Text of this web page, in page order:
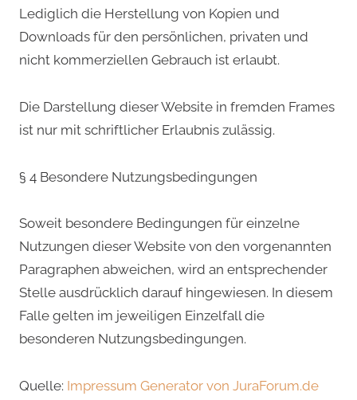
Lediglich die Herstellung von Kopien und
Downloads für den persönlichen, privaten und
nicht kommerziellen Gebrauch ist erlaubt.
Die Darstellung dieser Website in fremden Frames
ist nur mit schriftlicher Erlaubnis zulässig.
§ 4 Besondere Nutzungsbedingungen
Soweit besondere Bedingungen für einzelne
Nutzungen dieser Website von den vorgenannten
Paragraphen abweichen, wird an entsprechender
Stelle ausdrücklich darauf hingewiesen. In diesem
Falle gelten im jeweiligen Einzelfall die
besonderen Nutzungsbedingungen.
Quelle: Impressum Generator von JuraForum.de